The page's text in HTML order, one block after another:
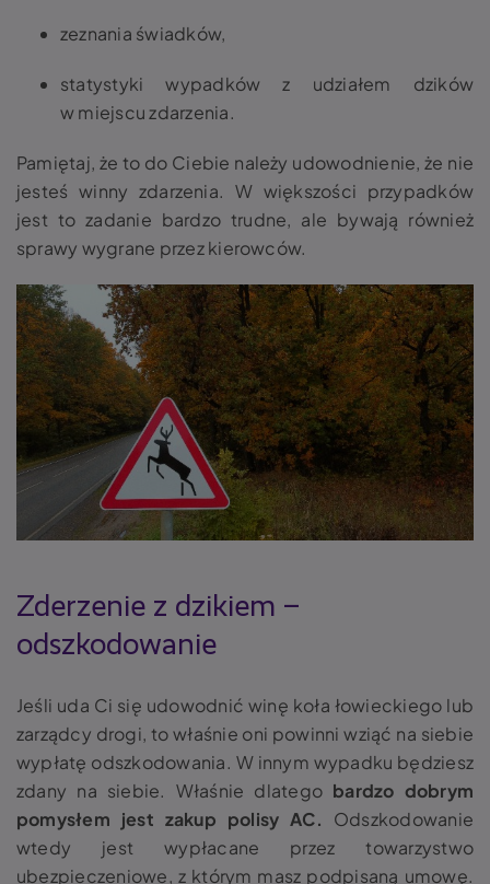
zeznania świadków,
statystyki wypadków z udziałem dzików
w miejscu zdarzenia.
Pamiętaj, że to do Ciebie należy udowodnienie, że nie
jesteś winny zdarzenia. W większości przypadków
jest to zadanie bardzo trudne, ale bywają również
sprawy wygrane przez kierowców.
Zderzenie z dzikiem –
odszkodowanie
Jeśli uda Ci się udowodnić winę koła łowieckiego lub
zarządcy drogi, to właśnie oni powinni wziąć na siebie
wypłatę odszkodowania. W innym wypadku będziesz
zdany na siebie. Właśnie dlatego bardzo dobrym
pomysłem jest zakup polisy AC. Odszkodowanie
wtedy jest wypłacane przez towarzystwo
ubezpieczeniowe, z którym masz podpisaną umowę.